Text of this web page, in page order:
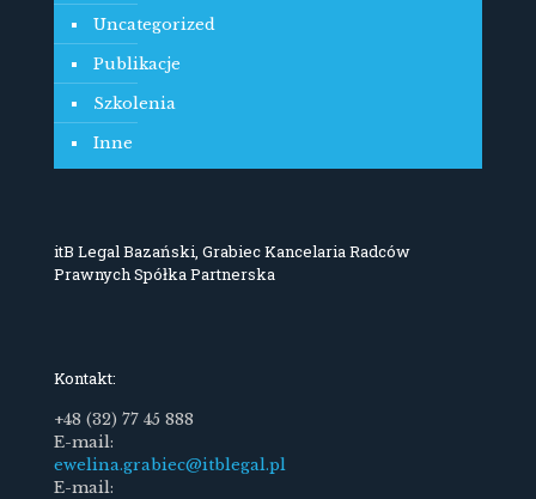
Uncategorized
Publikacje
Szkolenia
Inne
itB Legal Bazański, Grabiec Kancelaria Radców
Prawnych Spółka Partnerska
Kontakt:
+48 (32) 77 45 888
E-mail:
ewelina.grabiec@itblegal.pl
E-mail: